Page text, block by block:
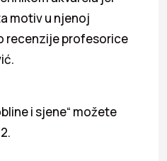
motiv u njenoj
recenzije profesorice
i sjene“ možete